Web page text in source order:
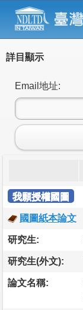
詳目顯示
Email地址:
我願授權國圖
國圖紙本論文
研究生:
研究生(外文):
論文名稱: